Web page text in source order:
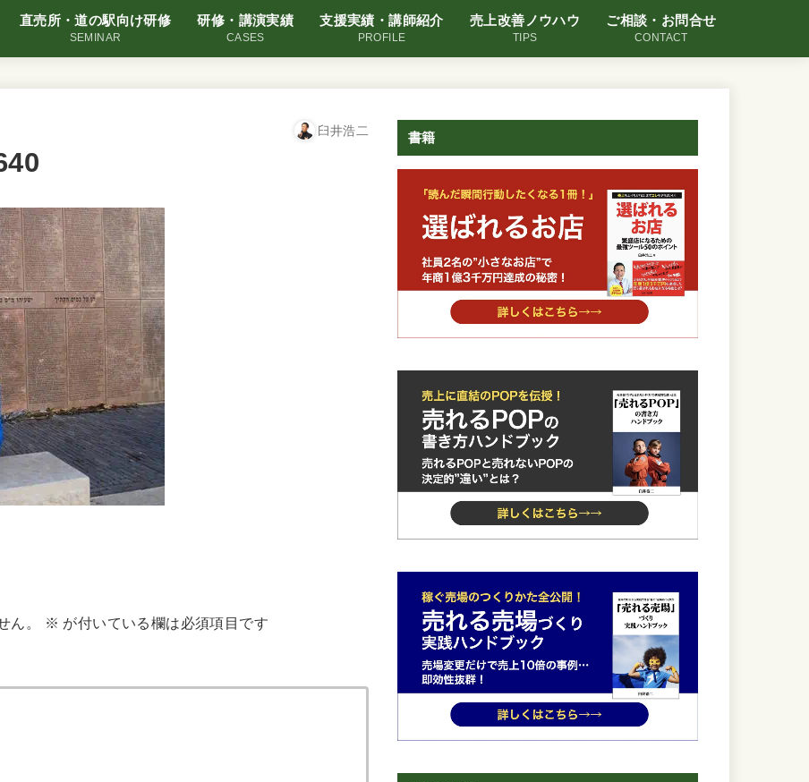
直売所・道の駅向け研修
SEMINAR
研修・講演実績
CASES
支援実績・講師紹介
PROFILE
売上改善ノウハウ
TIPS
ご相談・お問合せ
CONTACT
臼井浩二
ん。 ※ が付いている欄は必須項目です
書籍